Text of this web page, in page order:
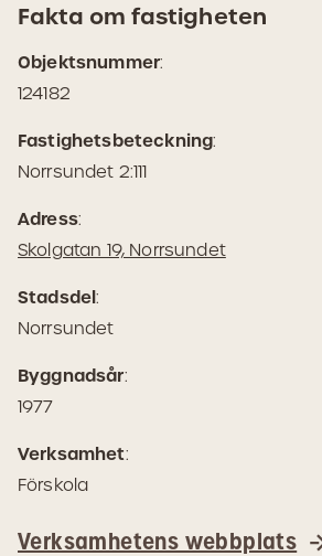
Fakta om fastigheten
Objektsnummer:
124182
Fastighetsbeteckning:
Norrsundet 2:111
Adress:
Skolgatan 19, Norrsundet(Öppnas
Stadsdel:
Norrsundet
Byggnadsår:
1977
Verksamhet:
Förskola
Verksamhetens webbplats